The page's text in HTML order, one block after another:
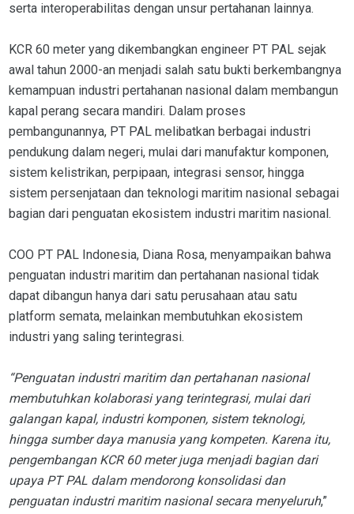
serta interoperabilitas dengan unsur pertahanan lainnya.
KCR 60 meter yang dikembangkan engineer PT PAL sejak
awal tahun 2000-an menjadi salah satu bukti berkembangnya
kemampuan industri pertahanan nasional dalam membangun
kapal perang secara mandiri. Dalam proses
pembangunannya, PT PAL melibatkan berbagai industri
pendukung dalam negeri, mulai dari manufaktur komponen,
sistem kelistrikan, perpipaan, integrasi sensor, hingga
sistem persenjataan dan teknologi maritim nasional sebagai
bagian dari penguatan ekosistem industri maritim nasional.
COO PT PAL Indonesia, Diana Rosa, menyampaikan bahwa
penguatan industri maritim dan pertahanan nasional tidak
dapat dibangun hanya dari satu perusahaan atau satu
platform semata, melainkan membutuhkan ekosistem
industri yang saling terintegrasi.
“Penguatan industri maritim dan pertahanan nasional
membutuhkan kolaborasi yang terintegrasi, mulai dari
galangan kapal, industri komponen, sistem teknologi,
hingga sumber daya manusia yang kompeten. Karena itu,
pengembangan KCR 60 meter juga menjadi bagian dari
upaya PT PAL dalam mendorong konsolidasi dan
penguatan industri maritim nasional secara menyeluruh,”